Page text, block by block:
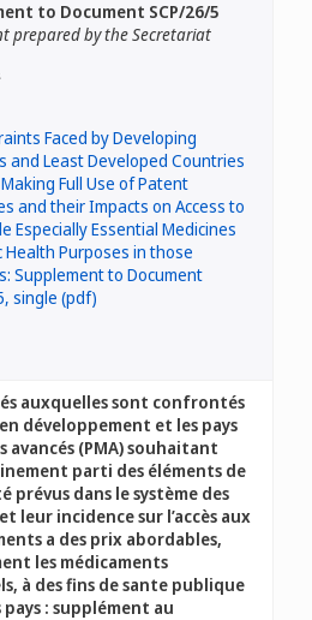
to Document SCP/26/5
prepared by the Secretariat
auxquelles sont confrontés
développement et les pays
avancés (PMA) souhaitant
parti des éléments de
prévus dans le système des
leur incidence sur l’accès aux
a des prix abordables,
les médicaments
à des fins de sante publique
pays : supplément au